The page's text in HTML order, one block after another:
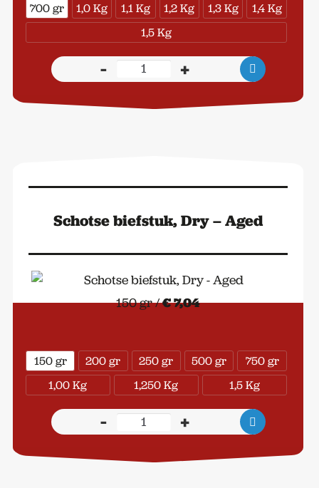
700 gr 1,0 Kg 1,1 Kg 1,2 Kg 1,3 Kg
1,4 Kg
1,5 Kg
-
Bone
Dry-
+
Schotse biefstuk, Dry – Aged
150 gr /€ 7,04
150 gr 200 gr 250 gr 500 gr
750 gr
1,00 Kg
1,250 Kg 1,5 Kg
-
Schotse
biefstuk,
Dry
+